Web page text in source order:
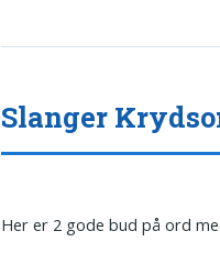
Slanger
Her er 2 gode bud på ord